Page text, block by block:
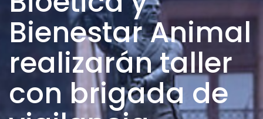
Bienestar Animal
realizarán taller
con brigada de